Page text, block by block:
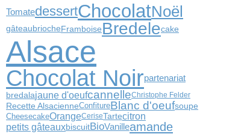
TomatedessertChocolatNoël
gâteau briocheFramboiseBredelecake
Alsace
Chocolat Noirpartenariat
bredalajaune d'oeufcannelleChristophe Felder
Recette AlsacienneConfitureBlanc d'oeufsoupe
CheesecakeOrangeCeriseTartecitron
petits gâteauxbiscuitBioVanilleamande